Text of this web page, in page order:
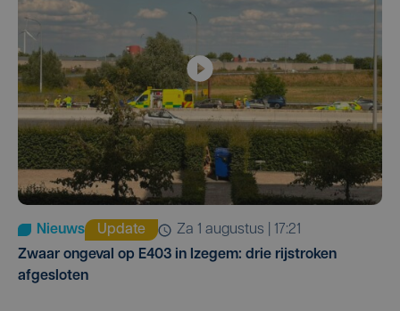
Nieuws Update
za 1 augustus | 17:21
Zwaar ongeval op E403 in Izegem: drie rijstroken
afgesloten